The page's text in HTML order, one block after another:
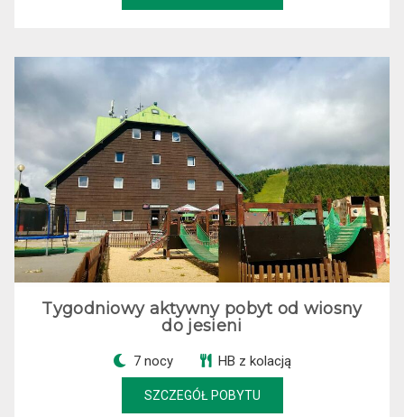
Tygodniowy aktywny pobyt od wiosny
do jesieni
7 nocy HB z kolacją
SZCZEGÓŁ POBYTU